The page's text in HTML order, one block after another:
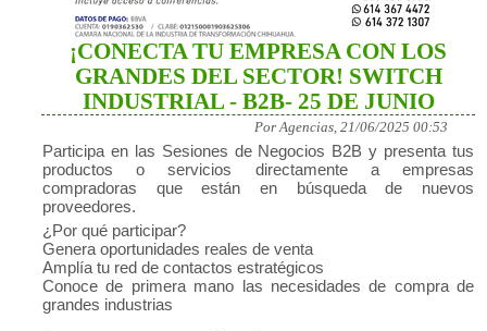
¡CONECTA TU EMPRESA CON LOS
GRANDES DEL SECTOR! SWITCH
INDUSTRIAL - B2B- 25 DE JUNIO
Por Agencias, 21/06/2025 00:53
Participa en las Sesiones de Negocios B2B y presenta tus
productos o servicios directamente a empresas
compradoras que están en búsqueda de nuevos
proveedores.
¿Por qué participar?
Genera oportunidades reales de venta
Amplía tu red de contactos estratégicos
Conoce de primera mano las necesidades de compra de
grandes industrias